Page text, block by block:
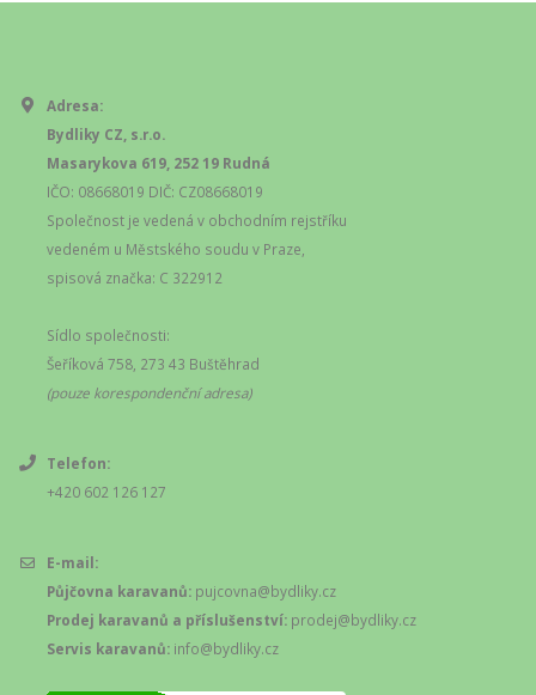
Adresa:
Bydliky CZ, s.r.o.
Masarykova 619, 252 19 Rudná
IČO: 08668019 DIČ: CZ08668019
Společnost je vedená v obchodním rejstříku
vedeném u Městského soudu v Praze,
spisová značka: C 322912
Sídlo společnosti:
Šeříková 758, 273 43 Buštěhrad
(pouze korespondenční adresa)
Telefon:
+420 602 126 127
E-mail:
Půjčovna karavanů: pujcovna@bydliky.cz
Prodej karavanů a příslušenství: prodej@bydliky.cz
Servis karavanů: info@bydliky.cz